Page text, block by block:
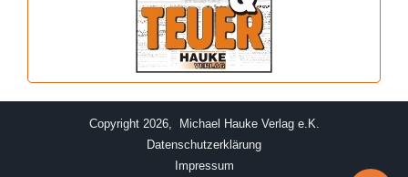
Copyright 2026, Michael Hauke Verlag e.K.
Datenschutzerklärung
Impressum